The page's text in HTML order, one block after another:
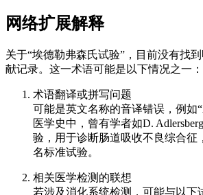
网络扩展解释
关于“埃德勒弗森氏试验”，目前没有找
献记录。这一术语可能是以下情况之一：
术语翻译或拼写问题
可能是英文名称的音译错误，例如
医学史中，曾有学者如D.
验，用于诊断肠道吸收不良综合征
名标准试验。
相关医学检测的联想
若涉及消化系统检测，可能与以下